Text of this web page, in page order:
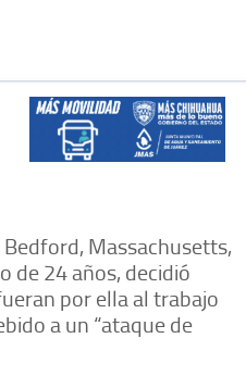
Massachusetts,
de 24 años, decidió
por ella al trabajo
a un “ataque de